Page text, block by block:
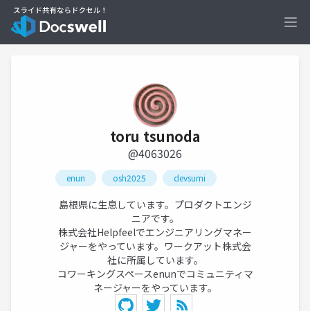
toru tsunoda
@4063026
enun osh2025 devsumi
島根県に生息しています。プロダクトエンジ
ニアです。
株式会社Helpfeelでエンジニアリングマネー
ジャーをやっています。ワークアット株式会
社に所属しています。
コワーキングスペースenunでコミュニティマ
ネージャーをやっています。